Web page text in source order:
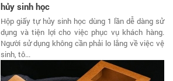
hủy sinh học
Hộp giấy tự hủy sinh học dùng 1 lần dễ dàng sử
dụng và tiện lợi cho việc phục vụ khách hàng.
Người sử dụng không cần phải lo lắng về việc vệ
sinh, tô...